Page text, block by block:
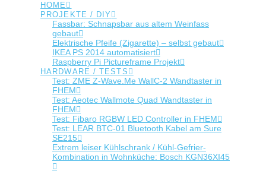
HOME
PROJEKTE / DIY
Fassbar: Schnapsbar aus altem Weinfass
gebaut
Elektrische Pfeife (Zigarette) – selbst gebaut
IKEA PS 2014 automatisiert
Raspberry Pi Pictureframe Projekt
HARDWARE / TESTS
Test: ZME Z-Wave.Me WallC-2 Wandtaster in
FHEM
Test: Aeotec Wallmote Quad Wandtaster in
FHEM
Test: Fibaro RGBW LED Controller in FHEM
Test: LEAR BTC-01 Bluetooth Kabel am Sure
SE215
Extrem leiser Kühlschrank / Kühl-Gefrier-
Kombination in Wohnküche: Bosch KGN36XI45